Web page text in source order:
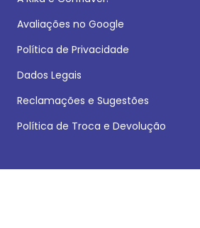
Avaliações no Google
Política de Privacidade
Dados Legais
Reclamações e Sugestões
Política de Troca e Devolução